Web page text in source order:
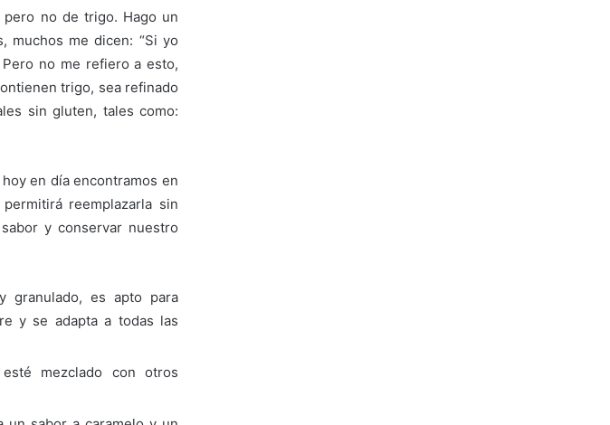
no de trigo. Hago un
muchos me dicen: “Si yo
no me refiero a esto,
trigo, sea refinado
sin gluten, tales como:
en día encontramos en
reemplazarla sin
y conservar nuestro
granulado, es apto para
y se adapta a todas las
mezclado con otros